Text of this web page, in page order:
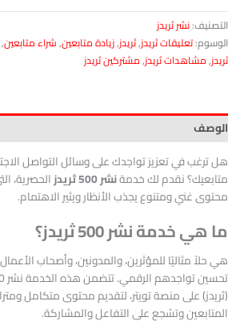
التصنيف:نشر ثريدز
الوسوم:تعليقات ثريدز,ثريدز,زيادة متابعين,شراء متابعين,
ثريدز,مشاهدات ثريدز,مشتركين ثريدز
الوصف
هل ترغب في تعزيز تواجدك على وسائل التواصل
متابعيك؟ نقدم لك خدمةنشر 500 ثريدز
الحصرية،
محتوى غني ومتنوع يجذب الأنظار ويثير الاهتمام.
ما هي خدمة نشر 500 ثريدز؟
هي حلاً مثاليًا للمؤثرين، والمدونين، وأصحاب
(ثريدز) على منصة تويتر، لتقديم محتوى متكامل
المتابعين وتشجع على التفاعل والمشاركة.